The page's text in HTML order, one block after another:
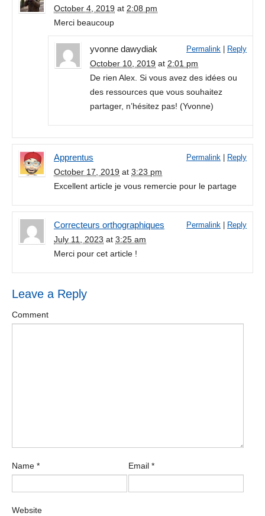
October 4, 2019 at 2:08 pm
Merci beaucoup
yvonne dawydiak
October 10, 2019 at 2:01 pm
Permalink Reply
De rien Alex. Si vous avez des idées ou
des ressources que vous souhaitez
partager, n’hésitez pas! (Yvonne)
Apprentus
October 17, 2019 at 3:23 pm
Permalink Reply
Excellent article je vous remercie pour le partage
Correcteurs orthographiques
July 11, 2023 at 3:25 am
Permalink Reply
Merci pour cet article !
Leave a Reply
Comment
Name * Email *
Website